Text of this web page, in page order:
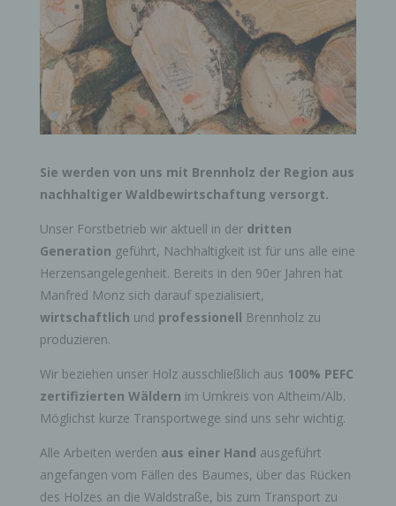
Sie werden von uns mit Brennholz der Region aus
nachhaltiger Waldbewirtschaftung versorgt.
Unser Forstbetrieb wir aktuell in der dritten
Generation geführt, Nachhaltigkeit ist für uns alle eine
Herzensangelegenheit. Bereits in den 90er Jahren hat
Manfred Monz sich darauf spezialisiert,
wirtschaftlich und professionell Brennholz zu
produzieren.
Wir beziehen unser Holz ausschließlich aus 100% PEFC
zertifizierten Wäldern im Umkreis von Altheim/Alb.
Möglichst kurze Transportwege sind uns sehr wichtig.
Alle Arbeiten werden aus einer Hand ausgeführt
angefangen vom Fällen des Baumes, über das Rücken
des Holzes an die Waldstraße, bis zum Transport zu